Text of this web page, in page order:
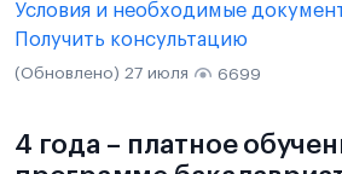
Условия и необходимые
Получить консультацию
(Обновлено) 27 июля 6699
4 года – платное